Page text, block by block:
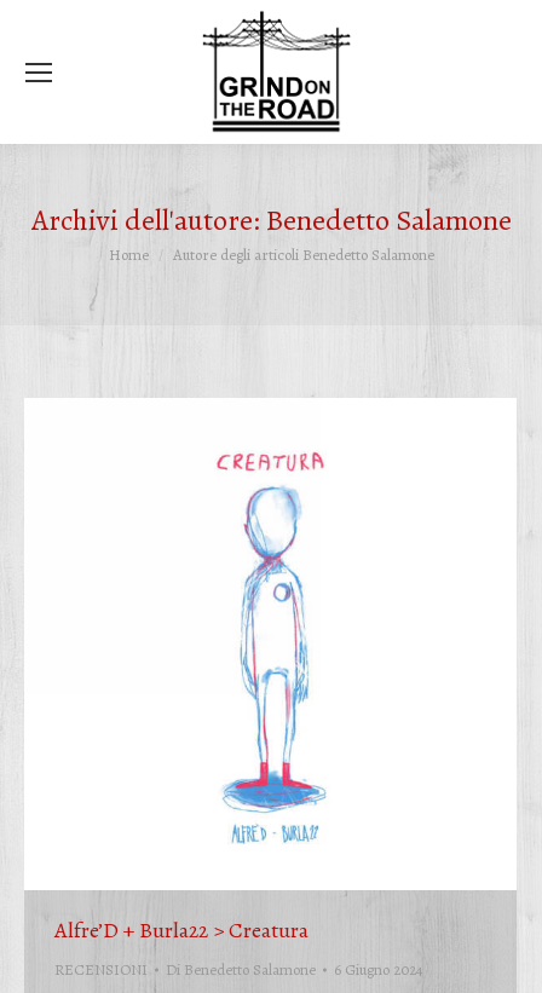
Archivi dell'autore: Benedetto Salamone
Tu sei qui:
Home Autore degli articoli Benedetto Salamone
Alfre’D + Burla22 > Creatura
RECENSIONI Di Benedetto Salamone 6 Giugno 2024